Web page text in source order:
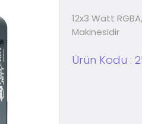
12x3 Watt
Makinesidir
Ürün Kodu :